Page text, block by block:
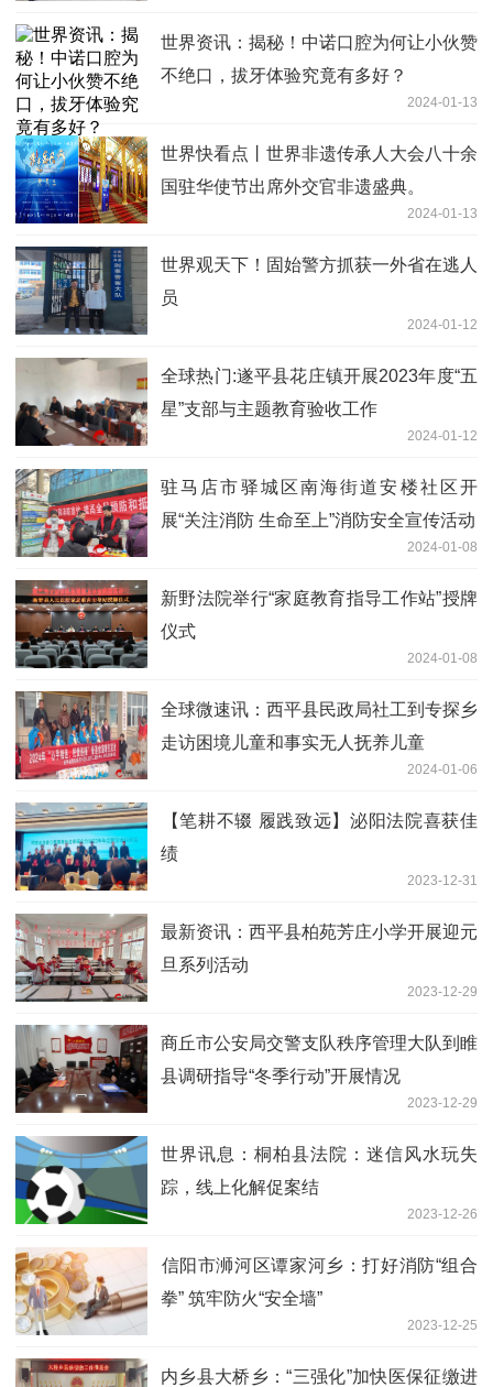
世界资讯：揭秘！中诺口腔为何让小伙赞
不绝口，拔牙体验究竟有多好？
2024-01-13
世界快看点丨世界非遗传承人大会八十余
国驻华使节出席外交官非遗盛典。
2024-01-13
世界观天下！固始警方抓获一外省在逃人
员
2024-01-12
全球热门:遂平县花庄镇开展2023年度“五
星”支部与主题教育验收工作
2024-01-12
驻马店市驿城区南海街道安楼社区开
展“关注消防 生命至上”消防安全宣传活动
2024-01-08
新野法院举行“家庭教育指导工作站”授牌
仪式
2024-01-08
全球微速讯：​西平县民政局社工到专探乡
走访困境儿童和事实无人抚养儿童
2024-01-06
​【笔耕不辍 履践致远】泌阳法院喜获佳
绩
2023-12-31
最新资讯：​西平县柏苑芳庄小学开展迎元
旦系列活动
2023-12-29
商丘市公安局交警支队秩序管理大队到睢
县调研指导“冬季行动”开展情况
2023-12-29
世界讯息：桐柏县法院：迷信风水玩失
踪，线上化解促案结
2023-12-26
​信阳市浉河区谭家河乡：打好消防“组合
拳” 筑牢防火“安全墙”
2023-12-25
内乡县大桥乡：“三强化”加快医保征缴进